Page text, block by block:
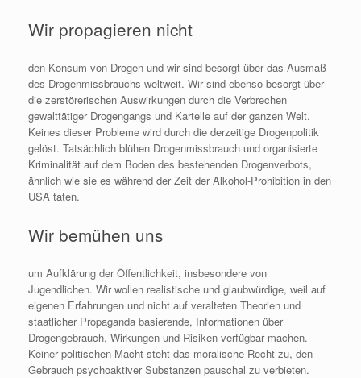
Wir propagieren nicht
den Konsum von Drogen und wir sind besorgt über das Ausmaß
des Drogenmissbrauchs weltweit. Wir sind ebenso besorgt über
die zerstörerischen Auswirkungen durch die Verbrechen
gewalttätiger Drogengangs und Kartelle auf der ganzen Welt.
Keines dieser Probleme wird durch die derzeitige Drogenpolitik
gelöst. Tatsächlich blühen Drogenmissbrauch und organisierte
Kriminalität auf dem Boden des bestehenden Drogenverbots,
ähnlich wie sie es während der Zeit der Alkohol-Prohibition in den
USA taten.
Wir bemühen uns
um Aufklärung der Öffentlichkeit, insbesondere von
Jugendlichen. Wir wollen realistische und glaubwürdige, weil auf
eigenen Erfahrungen und nicht auf veralteten Theorien und
staatlicher Propaganda basierende, Informationen über
Drogengebrauch, Wirkungen und Risiken verfügbar machen.
Keiner politischen Macht steht das moralische Recht zu, den
Gebrauch psychoaktiver Substanzen pauschal zu verbieten.